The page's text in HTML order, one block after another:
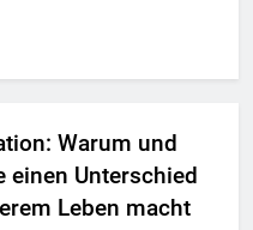
Warum und
einen Unterschied
Leben macht